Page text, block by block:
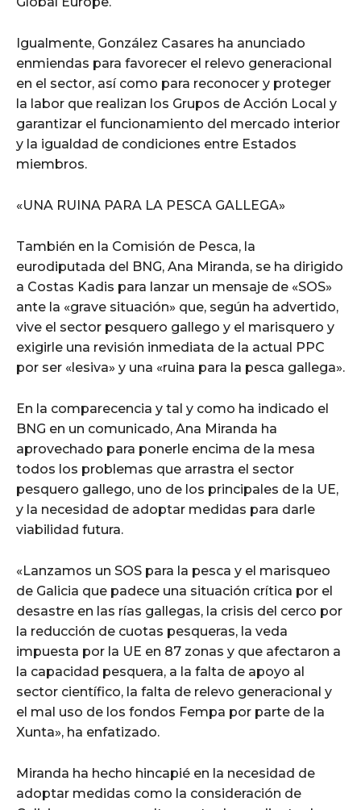
Igualmente, González Casares ha anunciado
enmiendas para favorecer el relevo generacional
en el sector, así como para reconocer y proteger
la labor que realizan los Grupos de Acción Local y
garantizar el funcionamiento del mercado interior
y la igualdad de condiciones entre Estados
miembros.
«UNA RUINA PARA LA PESCA GALLEGA»
También en la Comisión de Pesca, la
eurodiputada del BNG, Ana Miranda, se ha dirigido
a Costas Kadis para lanzar un mensaje de «SOS»
ante la «grave situación» que, según ha advertido,
vive el sector pesquero gallego y el marisquero y
exigirle una revisión inmediata de la actual PPC
por ser «lesiva» y una «ruina para la pesca gallega».
En la comparecencia y tal y como ha indicado el
BNG en un comunicado, Ana Miranda ha
aprovechado para ponerle encima de la mesa
todos los problemas que arrastra el sector
pesquero gallego, uno de los principales de la UE,
y la necesidad de adoptar medidas para darle
viabilidad futura.
«Lanzamos un SOS para la pesca y el marisqueo
de Galicia que padece una situación crítica por el
desastre en las rías gallegas, la crisis del cerco por
la reducción de cuotas pesqueras, la veda
impuesta por la UE en 87 zonas y que afectaron a
la capacidad pesquera, a la falta de apoyo al
sector científico, la falta de relevo generacional y
el mal uso de los fondos Fempa por parte de la
Xunta», ha enfatizado.
Miranda ha hecho hincapié en la necesidad de
adoptar medidas como la consideración de